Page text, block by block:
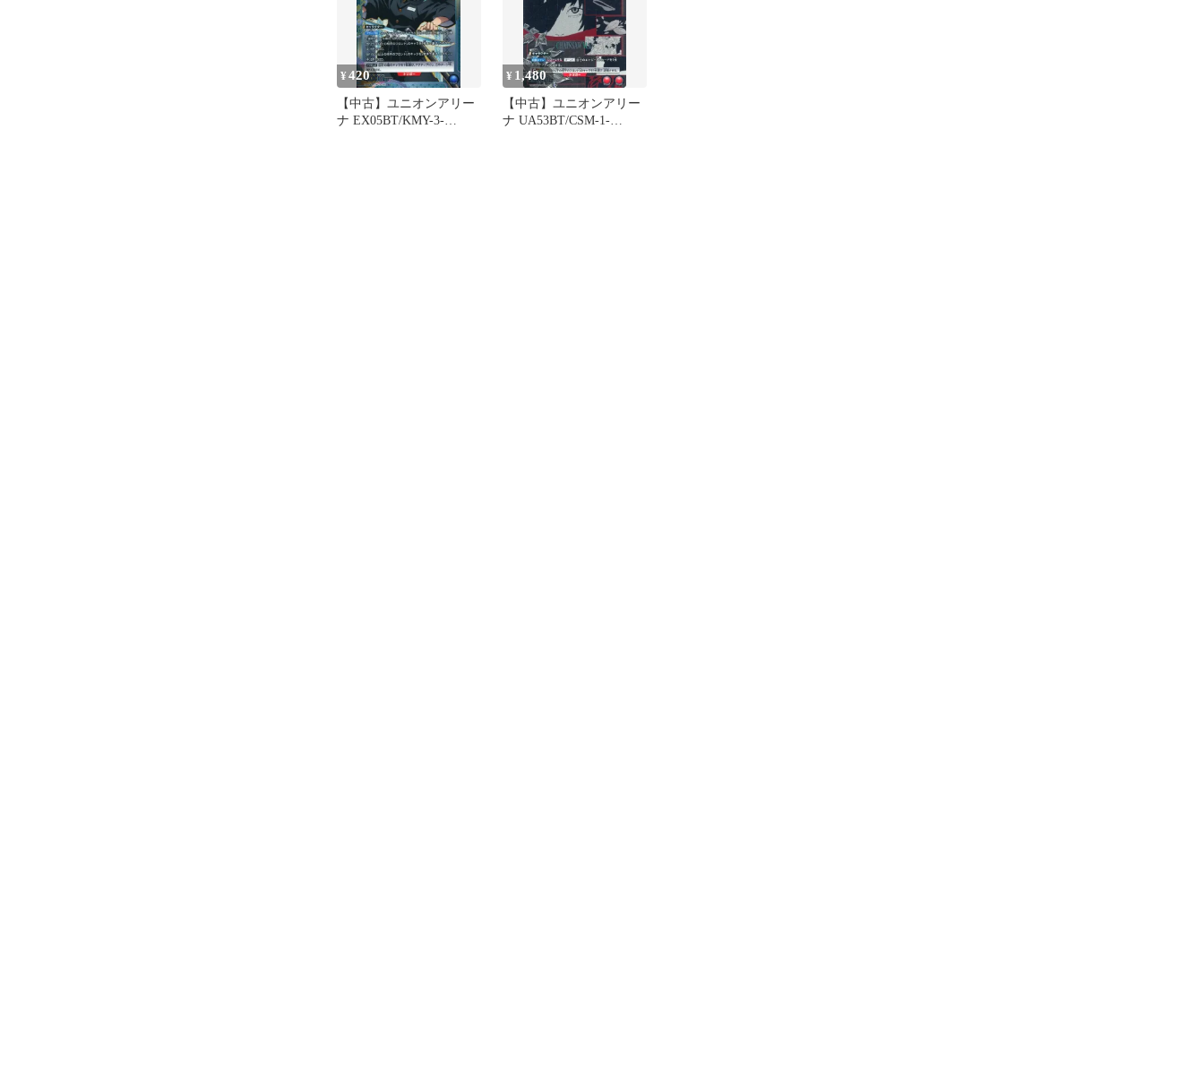
¥420
【中古】ユニオンアリー
ナ EX05BT/KMY-3-
¥ 1,480
【中古】ユニオンアリー
ナ UA53BT/CSM-1-